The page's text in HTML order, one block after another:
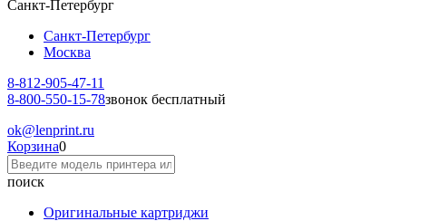
Санкт-Петербург
Санкт-Петербург
Москва
8-812-905-47-11
8-800-550-15-78звонок бесплатный
ok@lenprint.ru
Корзина0
поиск
Оригинальные картриджи